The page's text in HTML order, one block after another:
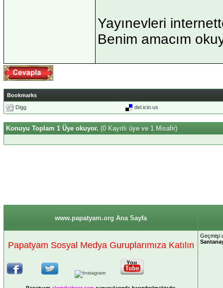
Yayınevleri
Benim amacım
Bookmarks
Digg
del.icio.us
Konuyu Toplam 1 Üye okuyor. (0 Kayıtlı üye ve 1 Misafir)
www.papatyam.org Ana Sayfa
Papatyam Sosyal Medya Guruplarımıza Katılın
Geçmişi